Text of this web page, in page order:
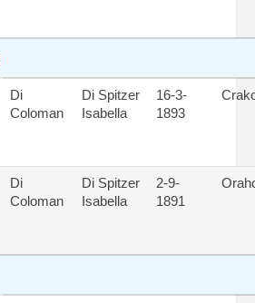
Di
Coloman
Di Spitzer
Isabella
16-3-
1893
Di
Coloman
Di Spitzer
Isabella
2-9-
1891